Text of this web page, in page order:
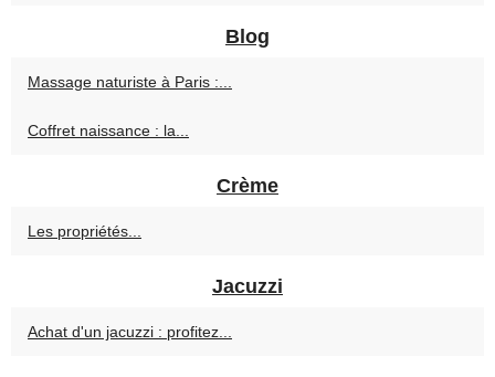
Blog
Massage naturiste à Paris :...
Coffret naissance : la...
Crème
Les propriétés...
Jacuzzi
Achat d'un jacuzzi : profitez...